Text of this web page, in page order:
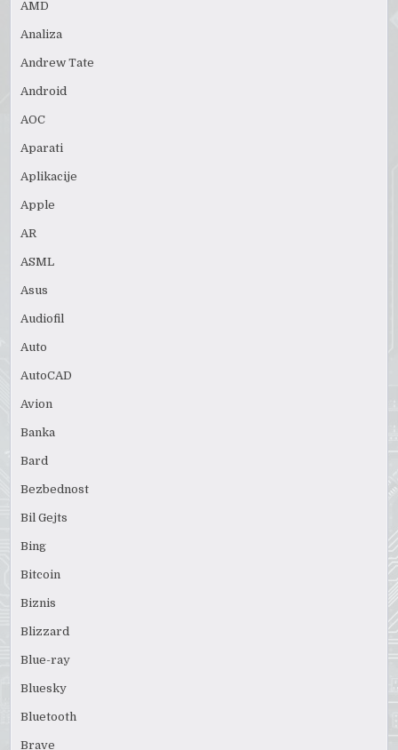
AMD
Analiza
Andrew Tate
Android
AOC
Aparati
Aplikacije
Apple
AR
ASML
Asus
Audiofil
Auto
AutoCAD
Avion
Banka
Bard
Bezbednost
Bil Gejts
Bing
Bitcoin
Biznis
Blizzard
Blue-ray
Bluesky
Bluetooth
Brave